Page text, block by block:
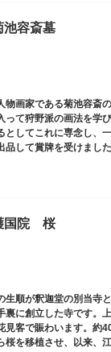
池容斎墓
物画家である菊池容斎
って狩野派の画法を学
としてこれに専念し、
品して賞牌を受けまし
。
国院 桜
順が釈迦堂の別当寺
裏に創立した寺です。
見客で賑わいます。約
桜を移植させ、以来、